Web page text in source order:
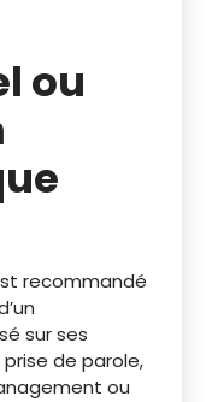
ou
recommandé
sur ses
de parole,
ou